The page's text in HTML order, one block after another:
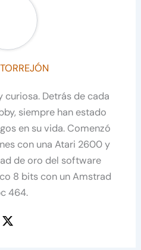
curiosa. Detrás de cada
siempre han estado
en su vida. Comenzó
con una Atari 2600 y
de oro del software
8 bits con un Amstrad
464.